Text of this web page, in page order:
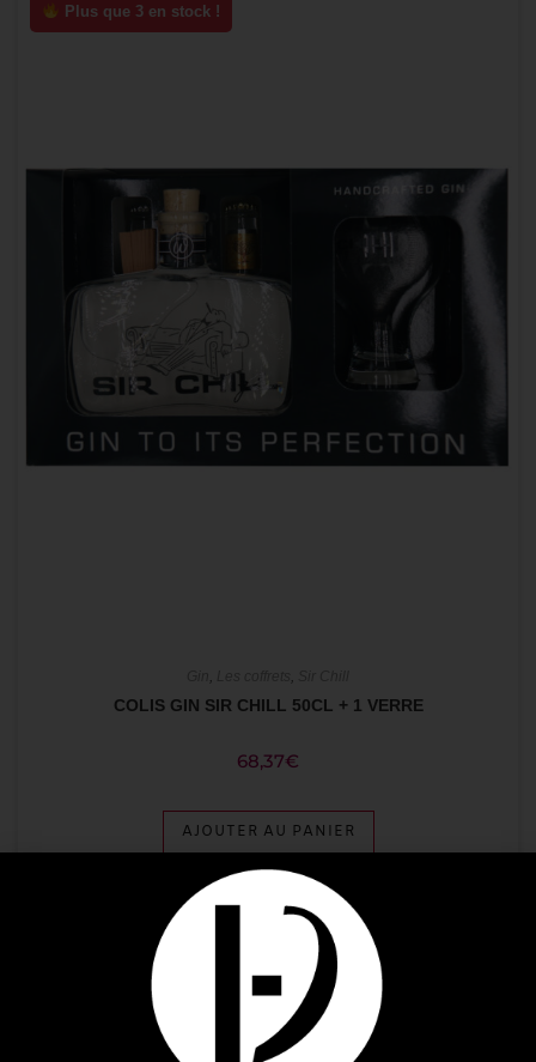
Plus que 3 en stock !
, ,
COLIS GIN SIR CHILL 50CL + 1 VERRE
68,37€
AJOUTER AU PANIER
Plus que 1 en stock !